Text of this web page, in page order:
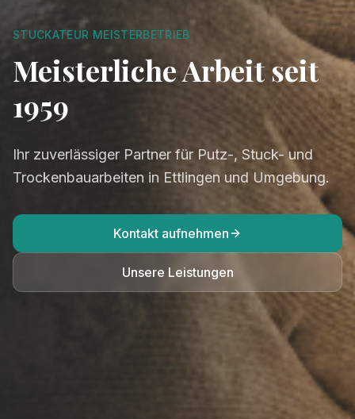
STUCKATEUR MEISTERBETRIEB
Meisterliche Arbeit seit
1959
Ihr zuverlässiger Partner für Putz-, Stuck- und
Trockenbauarbeiten in Ettlingen und Umgebung.
Kontakt aufnehmen
Unsere Leistungen